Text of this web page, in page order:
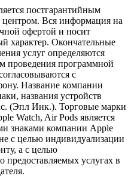
постгарантийным
Вся информация на
офертой и носит
характер. Окончательные
услуг определяются
проведения программной
с
Название компании
названия устройств
(Эпл Инк.). Торговые марки
Watch, Air Pods является
знаками компании Apple
с целью индивидуализации
а с целью
предоставляемых услугах в